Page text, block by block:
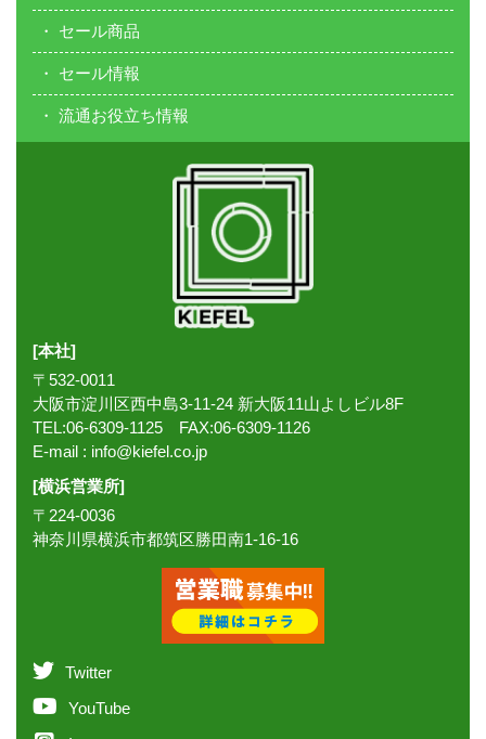
セール商品
セール情報
流通お役立ち情報
[本社]
〒532-0011
大阪市淀川区西中島3-11-24 新大阪11山よしビル8F
TEL:06-6309-1125 FAX:06-6309-1126
E-mail : info@kiefel.co.jp
[横浜営業所]
〒224-0036
神奈川県横浜市都筑区勝田南1-16-16
Twitter
YouTube